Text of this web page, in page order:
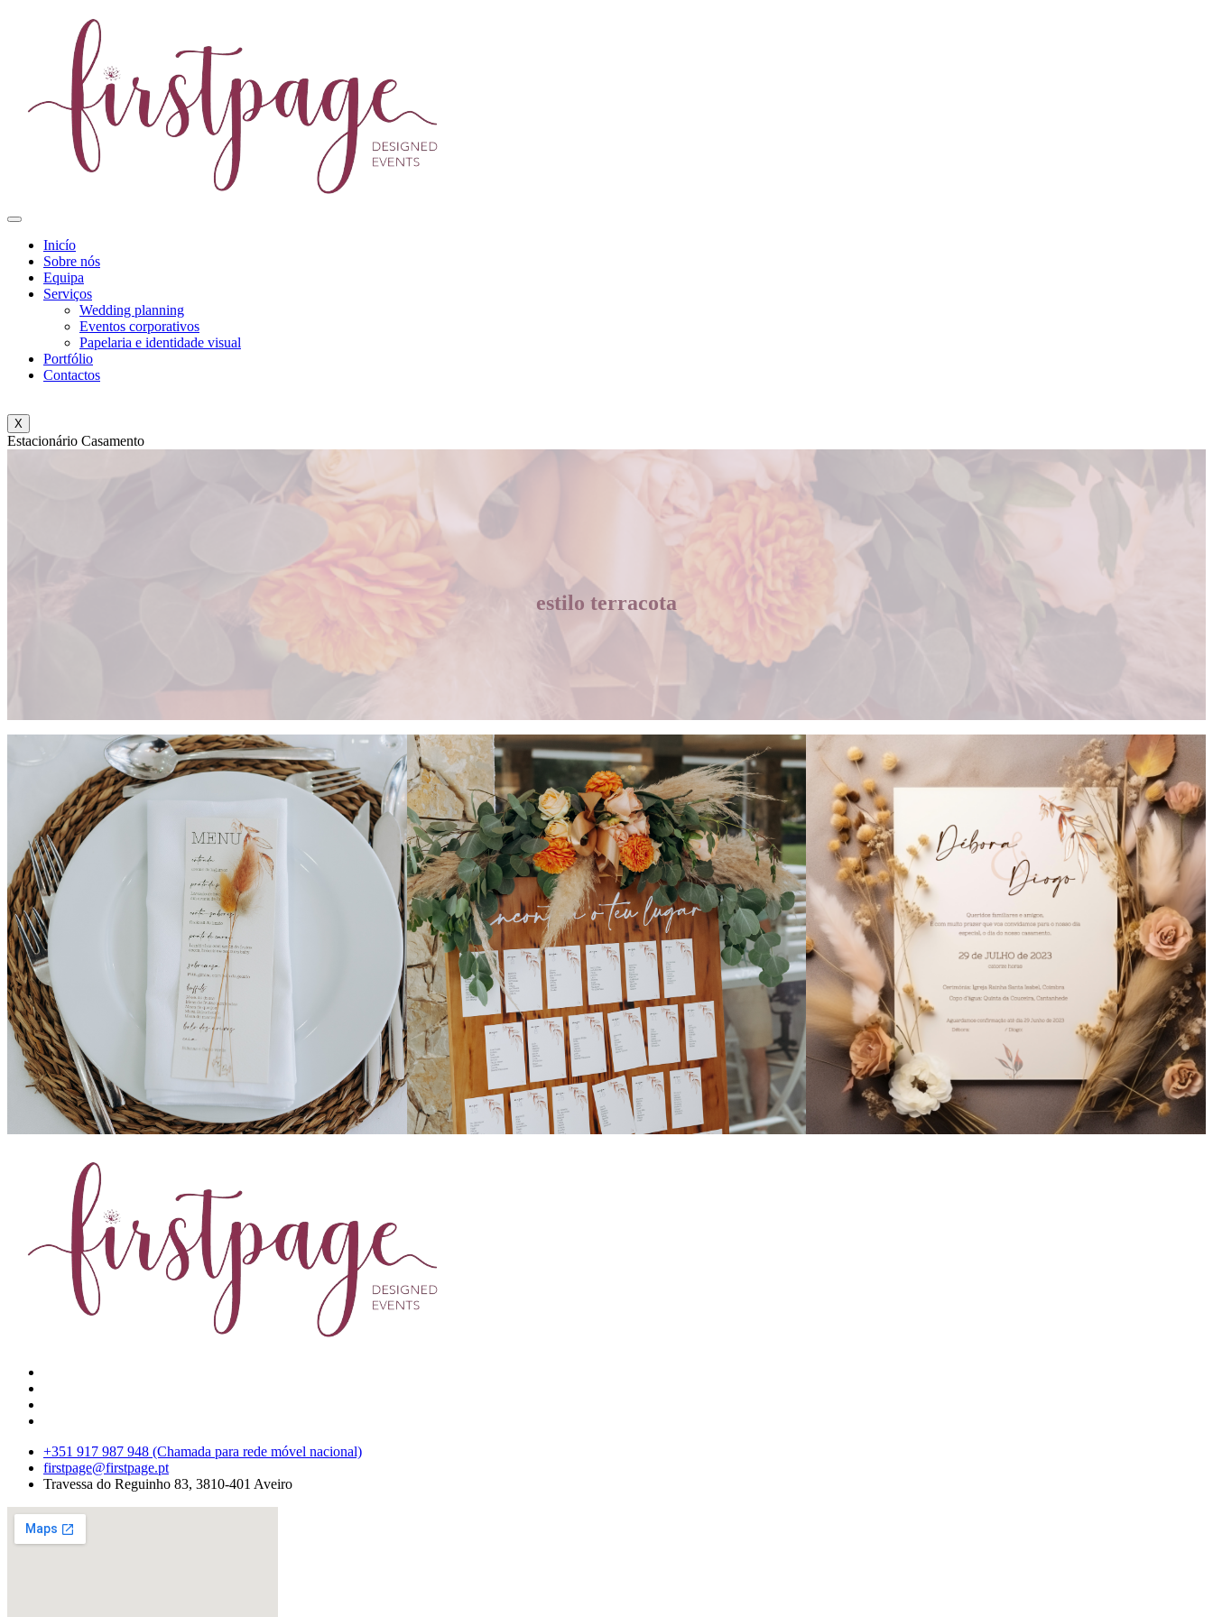
Inicío
Sobre nós
Equipa
Serviços
Wedding planning
Eventos corporativos
Papelaria e identidade visual
Portfólio
Contactos
X
Estacionário Casamento
estilo terracota
+351 917 987 948 (Chamada para rede móvel nacional)
firstpage@firstpage.pt
Travessa do Reguinho 83, 3810-401 Aveiro